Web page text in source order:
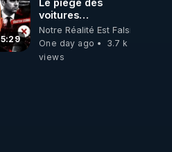
5:29
Le piège des
voitures
électriques se
referme sur les
usagers !
Notre Réalité Est Falsifiée Et
One day ago
3.7 k
views